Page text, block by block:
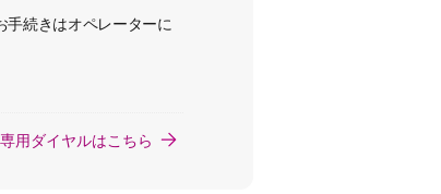
続きはオペレーターに
用ダイヤルはこちら